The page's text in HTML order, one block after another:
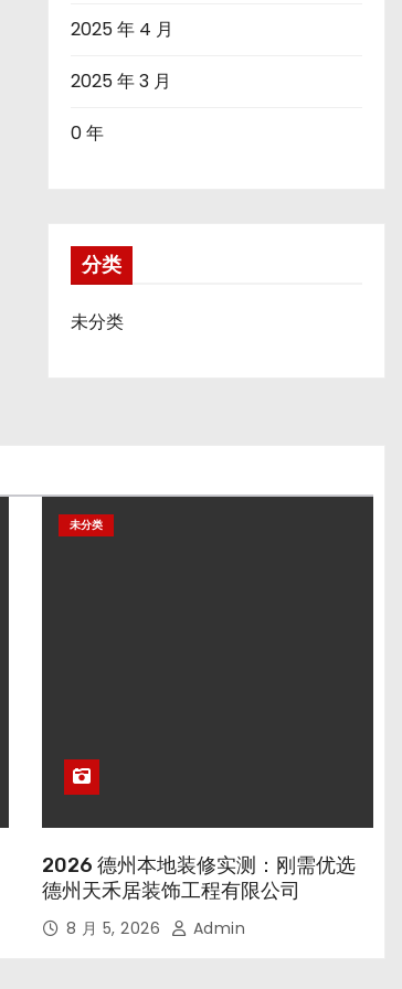
2025 年 4 月
2025 年 3 月
0 年
分类
未分类
未分类
2026 德州本地装修实测：刚需优选
德州天禾居装饰工程有限公司
8 月 5, 2026 Admin